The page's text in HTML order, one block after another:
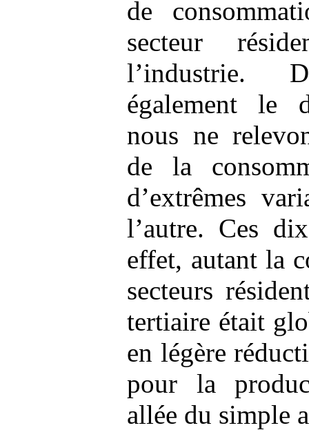
de
secteur
l’industrie.
également le
nous ne
de la
d’extrêmes
l’autre. Ces
effet, autant la
secteurs
tertiaire était
en légère
pour la
allée du simple